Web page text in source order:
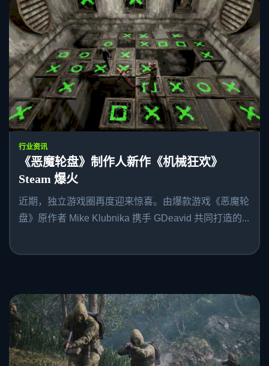
行业资讯
《恶魔轮盘》制作人新作《机械狂欢》
Steam 爆火
近期，独立游戏圈再度迎来惊喜。由爆款游戏《恶魔轮
盘》原作者 Mike Klubnika 携手 GDeavid 共同打造的...